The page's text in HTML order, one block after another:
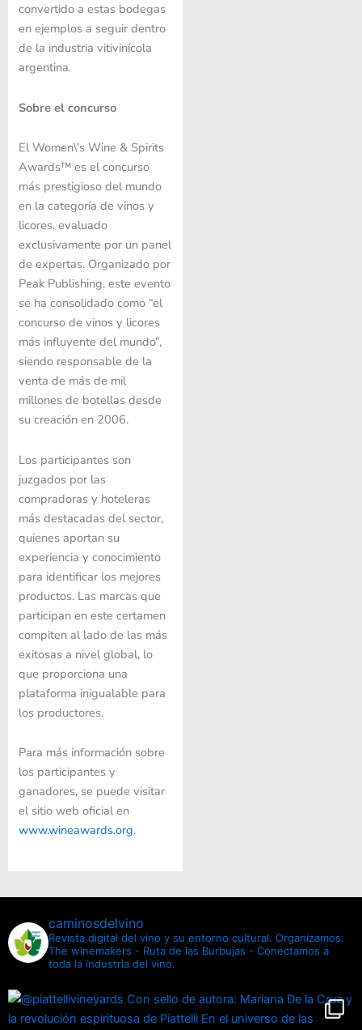
convertido a estas bodegas
en ejemplos a seguir dentro
de la industria vitivinícola
argentina.
Sobre el concurso
El Women\’s Wine & Spirits
Awards™ es el concurso
más prestigioso del mundo
en la categoría de vinos y
licores, evaluado
exclusivamente por un panel
de expertas. Organizado por
Peak Publishing, este evento
se ha consolidado como “el
concurso de vinos y licores
más influyente del mundo”,
siendo responsable de la
venta de más de mil
millones de botellas desde
su creación en 2006.
Los participantes son
juzgados por las
compradoras y hoteleras
más destacadas del sector,
quienes aportan su
experiencia y conocimiento
para identificar los mejores
productos. Las marcas que
participan en este certamen
compiten al lado de las más
exitosas a nivel global, lo
que proporciona una
plataforma inigualable para
los productores.
Para más información sobre
los participantes y
ganadores, se puede visitar
el sitio web oficial en
www.wineawards.org.
caminosdelvino
Revista digital del vino y su entorno cultural. Organizamos:
The winemakers - Ruta de las Burbujas - Conectamos a
toda la industria del vino.